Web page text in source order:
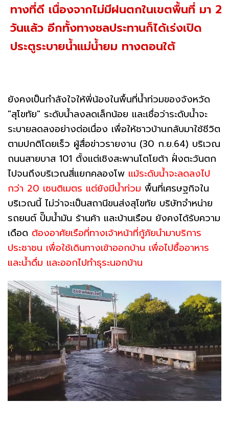
ทางที่ดี เนื่องจากไม่มีฝนตกในเขตพื้นที่ มา 2
วันแล้ว อีกทั้งทางชลประทานก็ได้เร่งเปิด
ประตูระบายน้ำแม่น้ำยม ทางตอนใต้
ยังคงเป็นกำลังใจให้พี่น้องในพื้นที่น้ำท่วมของจังหวัด
"สุโขทัย" ระดับน้ำลงลดเล็กน้อย และเชื่อว่าระดับน้ำจะ
ระบายลดลงอย่างต่อเนื่อง เพื่อให้ชาวบ้านกลับมาใช้ชีวิต
ตามปกติโดยเร็ว ผู้สื่อข่าวรายงาน (30 ก.ย.64) บริเวณ
ถนนสายบาส 101 ตั้งแต่เชิงสะพานโตโยต้า ฝั่งตะวันตก
ไปจนถึงบริเวณสี่แยกคลองโพ แม้ระดับน้ำจะลดลงไป
กว่า 20 เซนติเมตร แต่ยังมีน้ำท่วม พื้นที่เศรษฐกิจใน
บริเวณนี้ ไม่ว่าจะเป็นสถานีขนส่งสุโขทัย บริษัทจำหน่าย
รถยนต์ ปั๊มน้ำมัน ร้านค้า และบ้านเรือน ยังคงได้รับความ
เดือด ต้องอาศัยเรือที่ทางเจ้าหน้าที่กู้ภัยนำมาบริการ
ประชาชน เพื่อใช้เดินทางเข้าออกบ้าน เพื่อไปซื้ออาหาร
และน้ำดื่ม และออกไปทำธุระนอกบ้าน